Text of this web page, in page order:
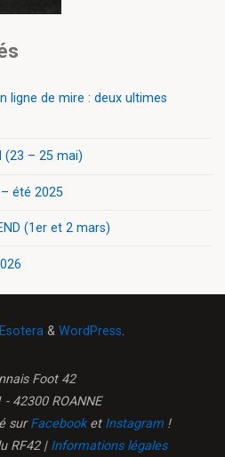
ligne de mire : deux ultimes
(23 – 25 mai)
été 2025
(1er et 2 mars)
Esotera & WordPress.
Foot 42
- 42300 ROANNE
surFacebooket Instagram !
RF42 | Informations légales